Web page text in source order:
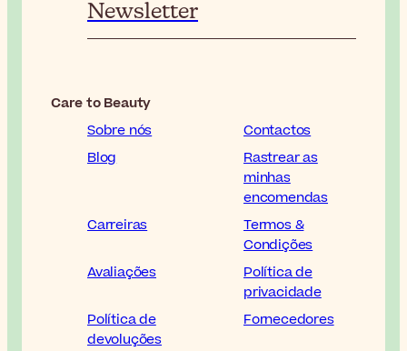
Newsletter
Care to Beauty
Sobre nós
Contactos
Blog
Rastrear as
minhas
encomendas
Carreiras
Termos &
Condições
Avaliações
Política de
privacidade
Política de
devoluções
Fornecedores